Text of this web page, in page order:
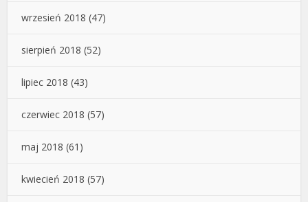
wrzesień 2018 (47)
sierpień 2018 (52)
lipiec 2018 (43)
czerwiec 2018 (57)
maj 2018 (61)
kwiecień 2018 (57)